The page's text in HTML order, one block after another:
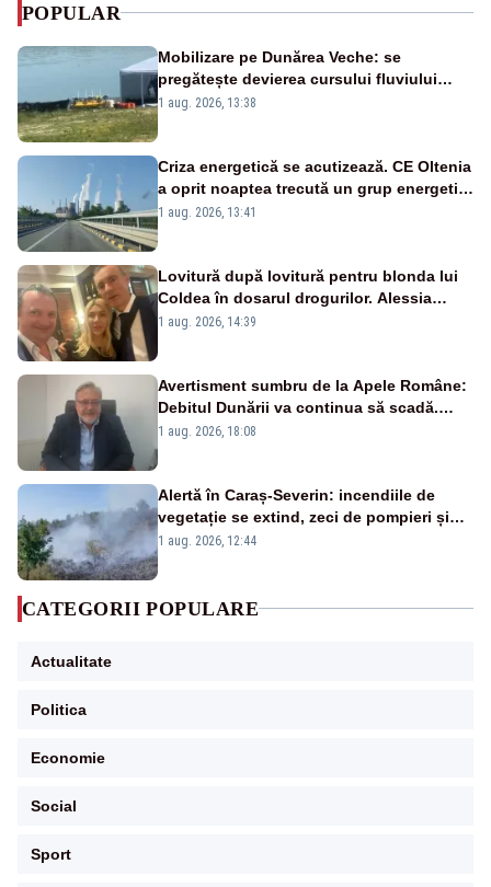
POPULAR
Mobilizare pe Dunărea Veche: se
pregătește devierea cursului fluviului
către Cernavodă – VIDEO
1 aug. 2026, 13:38
Criza energetică se acutizează. CE Oltenia
a oprit noaptea trecută un grup energetic
de la Rovinari
1 aug. 2026, 13:41
Lovitură după lovitură pentru blonda lui
Coldea în dosarul drogurilor. Alessia
Păcuraru explică decizia magistraților
1 aug. 2026, 14:39
Avertisment sumbru de la Apele Române:
Debitul Dunării va continua să scadă.
Cernavodă s-ar putea închide în 4 zile
1 aug. 2026, 18:08
Alertă în Caraș-Severin: incendiile de
vegetație se extind, zeci de pompieri și
silvicultori se luptă cu flăcările - VIDEO
1 aug. 2026, 12:44
CATEGORII POPULARE
Actualitate
Politica
Economie
Social
Sport